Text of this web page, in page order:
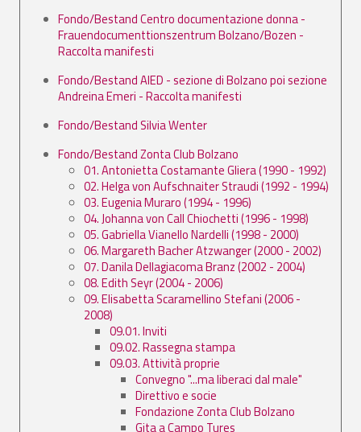
Fondo/Bestand Centro documentazione donna -
Frauendocumenttionszentrum Bolzano/Bozen -
Raccolta manifesti
Fondo/Bestand AIED - sezione di Bolzano poi sezione
Andreina Emeri - Raccolta manifesti
Fondo/Bestand Silvia Wenter
Fondo/Bestand Zonta Club Bolzano
01. Antonietta Costamante Gliera (1990 - 1992)
02. Helga von Aufschnaiter Straudi (1992 - 1994)
03. Eugenia Muraro (1994 - 1996)
04. Johanna von Call Chiochetti (1996 - 1998)
05. Gabriella Vianello Nardelli (1998 - 2000)
06. Margareth Bacher Atzwanger (2000 - 2002)
07. Danila Dellagiacoma Branz (2002 - 2004)
08. Edith Seyr (2004 - 2006)
09. Elisabetta Scaramellino Stefani (2006 -
2008)
09.01. Inviti
09.02. Rassegna stampa
09.03. Attività proprie
Convegno "...ma liberaci dal male"
Direttivo e socie
Fondazione Zonta Club Bolzano
Gita a Campo Tures